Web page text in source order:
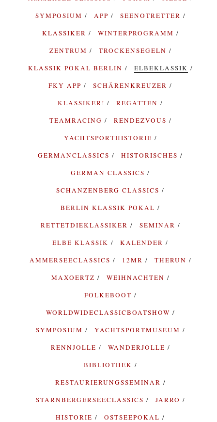
SYMPOSIUM
APP
SEENOTRETTER
KLASSIKER
WINTERPROGRAMM
ZENTRUM
TROCKENSEGELN
KLASSIK POKAL BERLIN
ELBEKLASSIK
FKY APP
SCHÄRENKREUZER
KLASSIKER!
REGATTEN
TEAMRACING
RENDEZVOUS
YACHTSPORTHISTORIE
GERMANCLASSICS
HISTORISCHES
GERMAN CLASSICS
SCHANZENBERG CLASSICS
BERLIN KLASSIK POKAL
RETTETDIEKLASSIKER
SEMINAR
ELBE KLASSIK
KALENDER
AMMERSEECLASSICS
12MR
THERUN
MAXOERTZ
WEIHNACHTEN
FOLKEBOOT
WORLDWIDECLASSICBOATSHOW
SYMPOSIUM
YACHTSPORTMUSEUM
RENNJOLLE
WANDERJOLLE
BIBLIOTHEK
RESTAURIERUNGSSEMINAR
STARNBERGERSEECLASSICS
JARRO
HISTORIE
OSTSEEPOKAL